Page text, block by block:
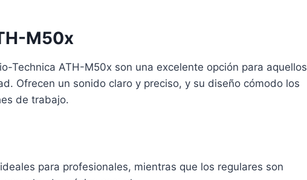
M50x
Technica ATH-M50x son una excelente opción para aquellos
Ofrecen un sonido claro y preciso, y su diseño cómodo los
de trabajo.
para profesionales, mientras que los regulares son